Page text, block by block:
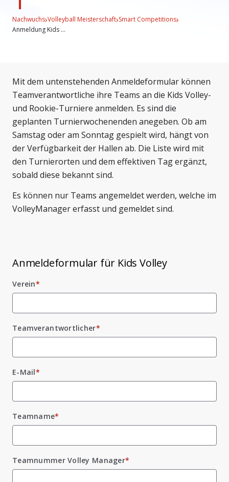
Nachwuchs›Volleyball Meisterschaft›Smart Competitions›
Anmeldung Kids ...
Mit dem untenstehenden Anmeldeformular können
Teamverantwortliche ihre Teams an die Kids Volley-
und Rookie-Turniere anmelden. Es sind die
geplanten Turnierwochenenden anegeben. Ob am
Samstag oder am Sonntag gespielt wird, hängt von
der Verfügbarkeit der Hallen ab. Die Liste wird mit
den Turnierorten und dem effektiven Tag ergänzt,
sobald diese bekannt sind.
Es können nur Teams angemeldet werden, welche im
VolleyManager erfasst und gemeldet sind.
Anmeldeformular für Kids Volley
Verein*
Teamverantwortlicher*
E-Mail*
Teamname*
Teamnummer Volley Manager*